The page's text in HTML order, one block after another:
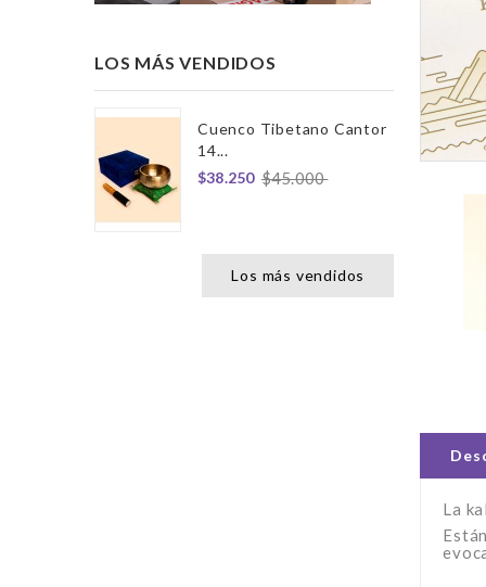
LOS MÁS VENDIDOS
Cuenco Tibetano Cantor
14...
$38.250
-15%
$45.000
Los más vendidos
La